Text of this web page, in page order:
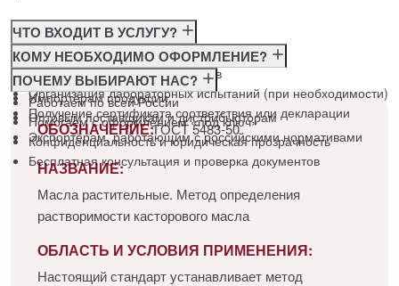
ЧТО ВХОДИТ В УСЛУГУ?
Консультация по требованиям ГОСТ
Подготовка и подача документов
Организация лабораторных испытаний (при необходимости)
Получение сертификата соответствия или декларации
КОМУ НЕОБХОДИМО ОФОРМЛЕНИЕ?
Производителям
Импортёрам продукции
Оптовым поставщикам и дистрибьюторам
Экспортёрам, работающим с российскими нормативами
ПОЧЕМУ ВЫБИРАЮТ НАС?
Работаем по всей России
Помогаем с оформлением «под ключ»
Конфиденциальность и юридическая прозрачность
Бесплатная консультация и проверка документов
ОБОЗНАЧЕНИЕ:ГОСТ 5483-50
НАЗВАНИЕ:
Масла растительные. Метод определения
растворимости касторового масла
ОБЛАСТЬ И УСЛОВИЯ ПРИМЕНЕНИЯ:
Настоящий стандарт устанавливает метод